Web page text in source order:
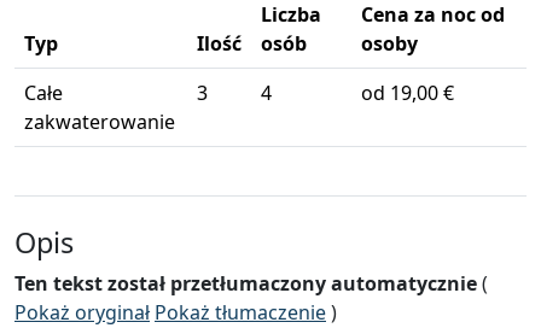
Typ Ilość
Liczba
osób
Cena za noc od
osoby
Całe
zakwaterowanie
3 4 od 19,00 €
Opis
Ten tekst został przetłumaczony automatycznie(
Pokaż oryginał Pokaż tłumaczenie)